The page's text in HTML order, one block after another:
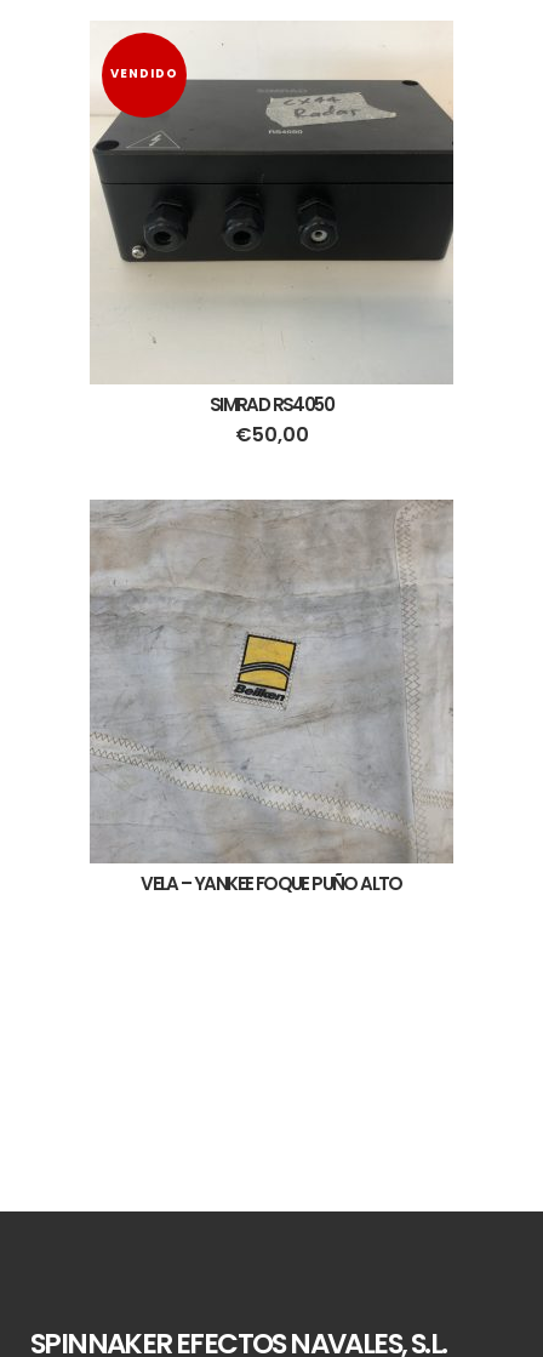
VENDIDO
SIMRAD RS4050
€50,00
VELA – YANKEE FOQUE PUÑO ALTO
SPINNAKER EFECTOS NAVALES, S.L.